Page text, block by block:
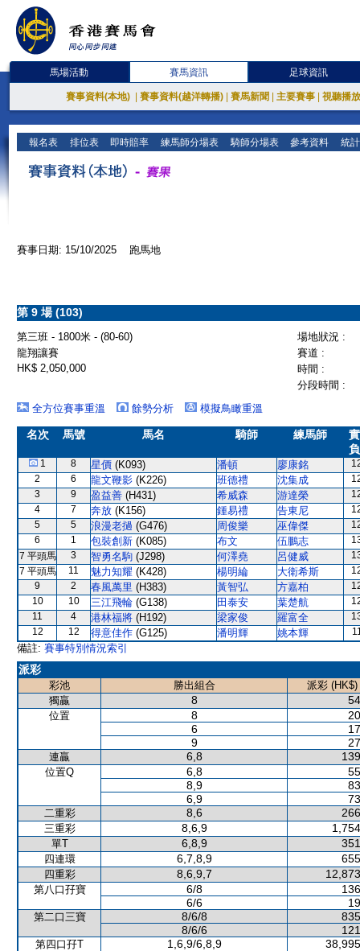
馬場活動 賽馬資訊 足球資訊
賽事資料(本地) 賽事資料(越洋轉播) 賽馬新聞 主要賽事 視聽播
報名表 排位表 即時賠率 練馬師分場表 騎師分場表 參考資料 統
賽事日期: 15/10/2025 跑馬地
第 9 場 (103)
第三班 - 1800米 - (80-60)
場地狀況 :
龍翔讓賽
賽道 :
HK$ 2,050,000
時間 :
分段時間 :
全方位賽事重溫
餘勢分析 模擬鳥瞰重溫
名次 馬號 馬名 騎師 練馬師
1 8 星價 (K093) 潘頓 廖康銘
2
6 龍文鞭影 (K226) 班德禮 沈集成
3
9 盈益善 (H431) 希威森 游達榮
4
7 奔放 (K156) 鍾易禮 告東尼
5
5 浪漫老撾 (G476) 周俊樂 巫偉傑
6
1 包裝創新 (K085) 布文 伍鵬志
7 平頭馬
3 智勇名駒 (J298) 何澤堯 呂健威
7 平頭馬
11 魅力知耀 (K428) 楊明綸 大衛希斯
9
2 春風萬里 (H383) 黃智弘 方嘉柏
10
10 三江飛輪 (G138) 田泰安 葉楚航
11
4 港林福將 (H192) 梁家俊 羅富全
12
12 得意佳作 (G125) 潘明輝 姚本輝
備註: 賽事特別情況索引
派彩
彩池 勝出組合
派彩 (HK$)
獨贏
8
位置 8
6
9
連贏 6,8
位置Q 6,8
8,9
6,9
二重彩 8,6
三重彩 8,6,9
單T 6,8,9
四連環 6,7,8,9
四重彩 8,6,9,7
第八口孖寶 6/8
6/6
第二口三寶 8/6/8
8/6/6
第四口孖T 1,6,9/6,8,9